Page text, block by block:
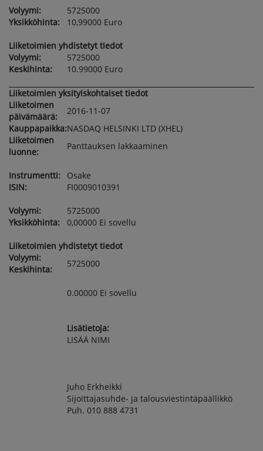
Volyymi:
5725000
Yksikköhinta:
10,99000 Euro
Liiketoimien yhdistetyt tiedot
Volyymi:
5725000
Keskihinta:
10.99000 Euro
Liiketoimien yksityiskohtaiset tiedot
Liiketoimen
päivämäärä:
2016-11-07
Kauppapaikka:NASDAQ HELSINKI LTD (XHEL)
Liiketoimen
luonne:
Panttauksen lakkaaminen
Instrumentti:
Osake
ISIN:
FI0009010391
Volyymi:
5725000
Yksikköhinta:
0,00000 Ei sovellu
Liiketoimien yhdistetyt tiedot
Volyymi:
Keskihinta:
5725000
0.00000 Ei sovellu
Lisätietoja:
LISÄÄ NIMI
Juho Erkheikki
Sijoittajasuhde- ja talousviestintäpäällikkö
Puh. 010 888 4731